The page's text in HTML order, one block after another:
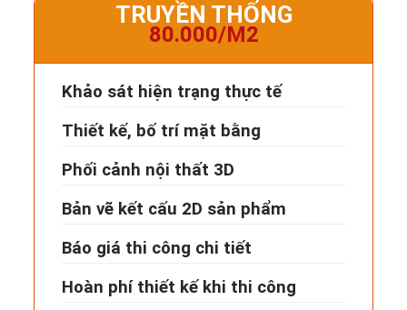
TRUYỀN THỐNG
80.000/M2
Khảo sát hiện trạng thực tế
Thiết kế, bố trí mặt bằng
Phối cảnh nội thất 3D
Bản vẽ kết cấu 2D sản phẩm
Báo giá thi công chi tiết
Hoàn phí thiết kế khi thi công